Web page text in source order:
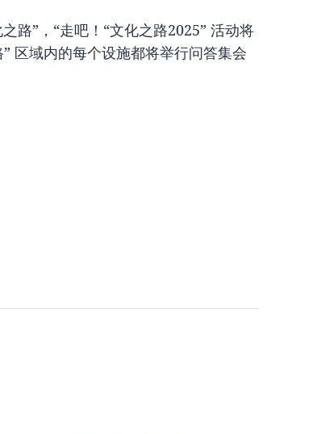
路”，“走吧！“文化之路2025” 活动将
区域内的每个设施都将举行问答集会